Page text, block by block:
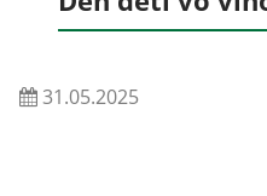
31.05.2025